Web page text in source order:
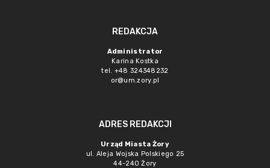
REDAKCJA
Administrator
Karina Kostka
tel. +48 324348232
or@um.zory.pl
ADRES REDAKCJI
Urząd Miasta Żory
ul. Aleja Wojska Polskiego 25
44-240 Żory